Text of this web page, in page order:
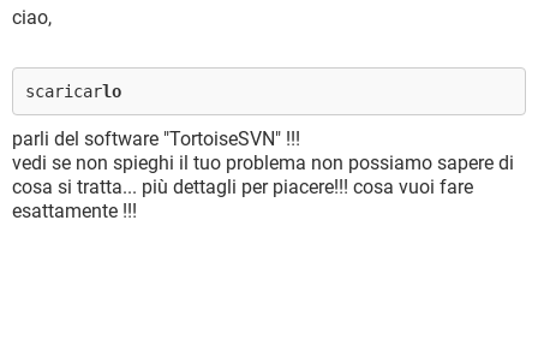
ciao,
scaricarlo
parli del software "TortoiseSVN" !!!
vedi se non spieghi il tuo problema non possiamo sapere di
cosa si tratta... più dettagli per piacere!!! cosa vuoi fare
esattamente !!!